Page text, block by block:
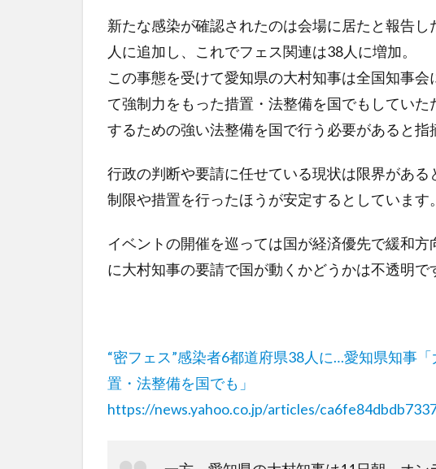
新たな感染が確認されたのは会場に居たと報告
人に追加し、これでフェス関連は38人に増加。
この事態を受けて愛知県の大村知事は全国知事
て強制力をもった措置・法整備を国でもしてい
するための強い法整備を国で行う必要があると指
行政の判断や要請に任せている現状は限界があ
制限や措置を行ったほうが安定するとしています。
イベントの開催を巡っては国が経済優先で緩和
に大村知事の要請で国が動くかどうかは不透明で
“密フェス”感染者6都道府県38人に…愛知県知事
置・法整備を国でも」
https://news.yahoo.co.jp/articles/